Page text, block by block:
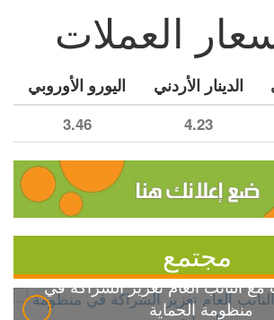
العملات
الدينار الأردني اليورو الأوروبي
4.23
3.46
مجتمع
مع النائب العام تعزيز الشراكة في
منظومة الحماية